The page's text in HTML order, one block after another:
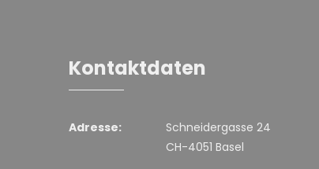
Kontaktdaten
Adresse:
Schneidergasse 24
CH-4051 Basel